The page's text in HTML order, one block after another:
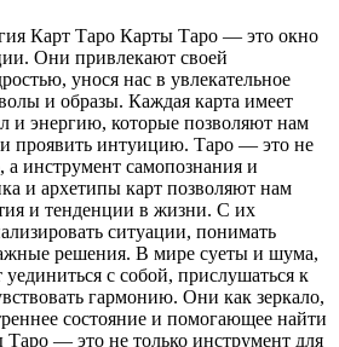
Карт Таро Карты Таро — это окно
Они привлекают своей
унося нас в увлекательное
и образы. Каждая карта имеет
и энергию, которые позволяют нам
проявить интуицию. Таро — это не
а инструмент самопознания и
и архетипы карт позволяют нам
и тенденции в жизни. С их
ситуации, понимать
решения. В мире суеты и шума,
с собой, прислушаться к
гармонию. Они как зеркало,
состояние и помогающее найти
Таро — это не только инструмент для